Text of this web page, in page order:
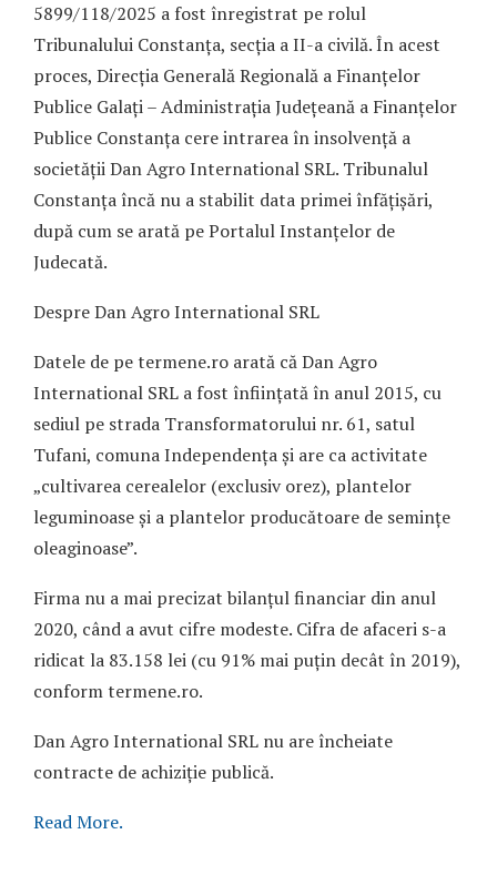
5899/118/2025 a fost înregistrat pe rolul
Tribunalului Constanța, secția a II-a civilă. În acest
proces, Direcția Generală Regională a Finanțelor
Publice Galați – Administrația Județeană a Finanțelor
Publice Constanța cere intrarea în insolvență a
societății Dan Agro International SRL. Tribunalul
Constanța încă nu a stabilit data primei înfățișări,
după cum se arată pe Portalul Instanțelor de
Judecată.
Despre Dan Agro International SRL
Datele de pe termene.ro arată că Dan Agro
International SRL a fost înființată în anul 2015, cu
sediul pe strada Transformatorului nr. 61, satul
Tufani, comuna Independența și are ca activitate
„cultivarea cerealelor (exclusiv orez), plantelor
leguminoase și a plantelor producătoare de semințe
oleaginoase”.
Firma nu a mai precizat bilanțul financiar din anul
2020, când a avut cifre modeste. Cifra de afaceri s-a
ridicat la 83.158 lei (cu 91% mai puțin decât în 2019),
conform termene.ro.
Dan Agro International SRL nu are încheiate
contracte de achiziție publică.
Read More.